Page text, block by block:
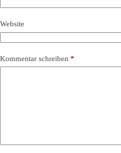
Website
Kommentar schreiben *